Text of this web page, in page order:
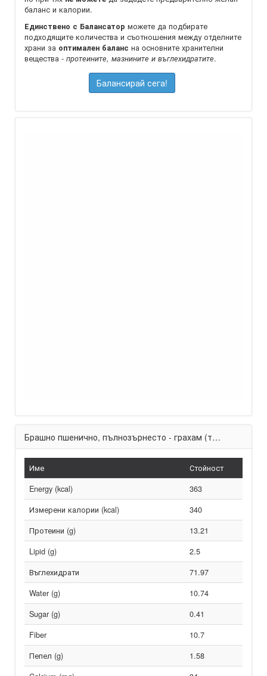
баланс и калории.
Единствено с Балансатор можете да подбирате
подходящите количества и съотношения между отделните
храни за оптимален баланс на oсновните хранителни
вещества - протеините, мазнините и въглехидратите.
Балансирай сега!
Брашно пшенично, пълнозърнесто - грахам (тип 1850)
Име
Стойност
Energy (kcal)
363
Измерени калории (kcal)
340
Протеини (g)
13.21
Lipid (g)
2.5
Въглехидрати
71.97
Water (g)
10.74
Sugar (g)
0.41
Fiber
10.7
Пепел (g)
1.58